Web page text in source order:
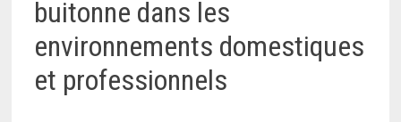
buitonne dans les
environnements domestiques
et professionnels